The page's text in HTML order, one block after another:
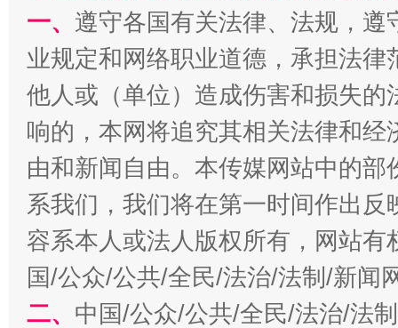
“刷贴”乱象丛生
生
一、 遵守各国有关法律、法规，
业规定和网络职业道德，承担法
他人或（单位）造成伤害和损失
响的，本网将追究其相关法律和
由和新闻自由。本传媒网站中的
系我们，我们将在第一时间作出
容系本人或法人版权所有，网站
国/公众/公共/全民/法治/法制/新闻
二、 中国/公众/公共/全民/法治/法